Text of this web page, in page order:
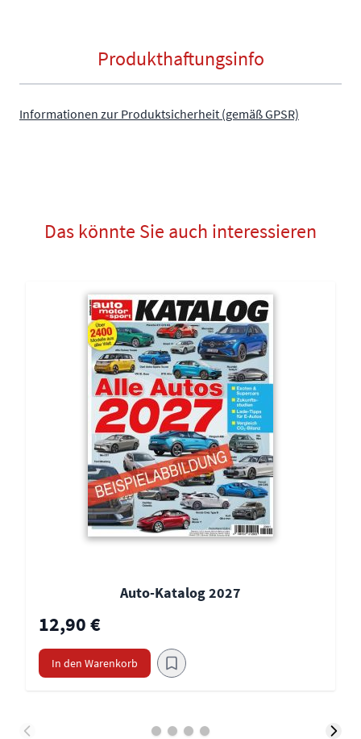
Produkthaftungsinfo
Informationen zur Produktsicherheit (gemäß GPSR)
Das könnte Sie auch interessieren
Auto-Katalog 2027
12,90 €
In den Warenkorb